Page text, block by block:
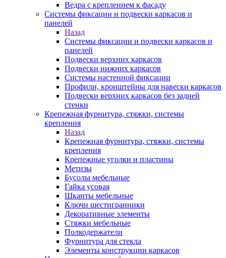
Ведра с креплением к фасаду
Системы фиксации и подвески каркасов и
панелей
Назад
Системы фиксации и подвески каркасов и
панелей
Подвески верхних каркасов
Подвески нижних каркасов
Системы настенной фиксации
Профили, кронштейны для навески каркасов
Подвески верхних каркасов без задней
стенки
Крепежная фурнитура, стяжки, системы
крепления
Назад
Крепежная фурнитура, стяжки, системы
крепления
Крепежные уголки и пластины
Метизы
Бусолы мебельные
Гайка усовая
Шканты мебельные
Ключи шестигранники
Декоративные элементы
Стяжки мебельные
Полкодержатели
Фурнитура для стекла
Элементы конструкции каркасов